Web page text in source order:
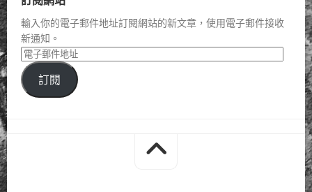
輸入你的電子郵件地址訂閱網站的新文章，使用電子郵件接收
新通知。
訂閱